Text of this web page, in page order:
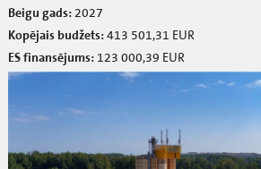
Beigu gads:2027
Kopējais budžets:413 501,31 EUR
ES finansējums: 123 000,39 EUR